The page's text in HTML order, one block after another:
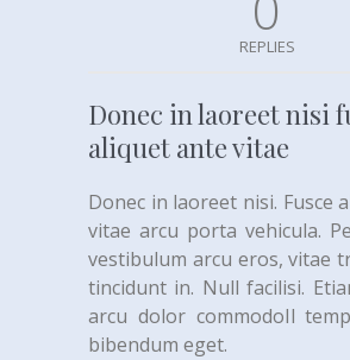
REPLIES
Donec in laoreet nisi
aliquet ante vitae
Donec in laoreet nisi. Fusce
vitae arcu porta vehicula.
vestibulum arcu eros, vitae
tincidunt in. Null facilisi.
arcu dolor commodoIl
bibendum eget.